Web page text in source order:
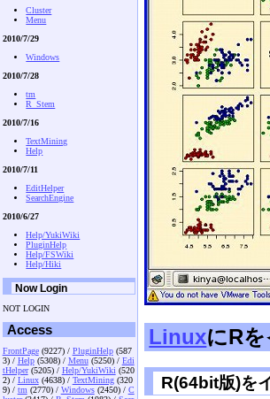
LinuxにR
R(64bit版)を
Cluster
Menu
2010/7/29
Windows
2010/7/28
tm
R_Stem
2010/7/16
TextMining
Help
2010/7/11
EditHelper
SearchEngine
2010/6/27
Help/YukiWiki
PluginHelp
Help/FSWiki
Help/Hiki
Now Login
NOT LOGIN
Access
FrontPage(9227) / PluginHelp(587
3) / Help(5308) / Menu(5250) / Edi
tHelper(5205) / Help/YukiWiki (520
2) / Linux(4638) / TextMining(320
9) / tm (2770) / Windows(2450) / C